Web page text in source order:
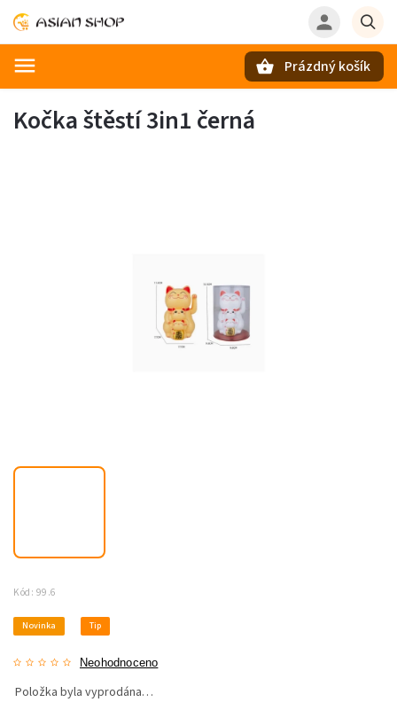
Prázdný košík
Kočka štěstí 3in1 černá
Kód: 99.6
Novinka Tip
Neohodnoceno
Položka byla vyprodána…